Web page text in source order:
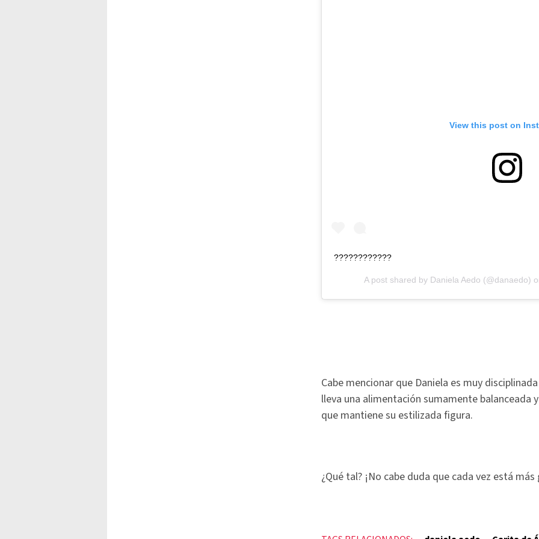
View this post on
????????????
A post shared by Daniela Aedo (@danaedo)
Cabe mencionar que Daniela es muy
lleva una alimentación sumamente balanceada
que mantiene su estilizada figura.
¿Qué tal? ¡No cabe duda que cada vez está más